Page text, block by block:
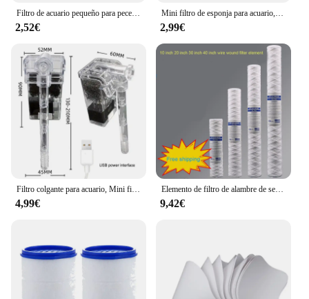
Filtro de acuario pequeño para pecera, bomba de aire para estanque de camarones, filtro de esponja útil, fácil instalación, accesorios de acuario reutilizables, nuevo
2,52€
Mini filtro de esponja para acuario, bomba de aire para pecera, estanque de camarones, filtro de esponja bioquímica, filtro de filtración para acuario
2,99€
Filtro colgante para acuario, Mini filtro para pecera, interfaz de alimentación USB, flujo de 2,5 W, 250 H/L, adecuado para peceras de menos de 30cm
4,99€
Elemento de filtro de alambre de sedimento PPF, algodón PP, 10 pulgadas, 20 pulgadas, 30 pulgadas, 40 pulgadas, 1 micrón/5 micrones, 1 piezas/1 lote
9,42€